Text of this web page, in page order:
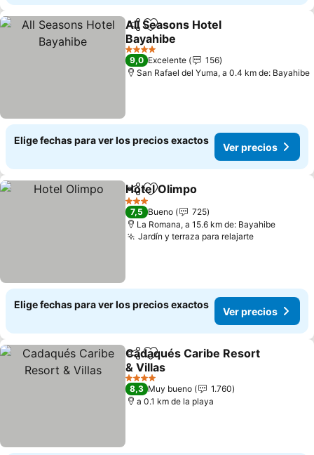
CompartirAgregar a favoritos
All Seasons Hotel
Bayahibe
Ver precios
4 Estrellas
9,0 Excelente
156
San Rafael del Yuma, a 0.4 km de: Bayahibe
Elige fechas para ver los precios exactos
Ver precios
CompartirAgregar a favoritos
Hotel Olimpo
3 Estrellas
7,5 Bueno
725
La Romana, a 15.6 km de: Bayahibe
Jardín y terraza para relajarteVer precios
Elige fechas para ver los precios exactos
Ver precios
CompartirAgregar a favoritos
Cadaqués Caribe Resort
& Villas
Ver precios
4 Estrellas
8,3 Muy bueno
1.760
a 0.1 km de la playa